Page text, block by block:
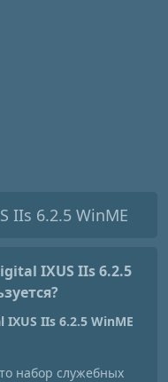
IIs 6.2.5 WinME
IXUS IIs 6.2.5
IIs 6.2.5 WinME
набор служебных